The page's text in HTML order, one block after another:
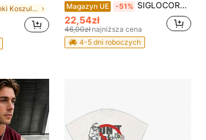
w Cienki Koszulki męskie Magazyn UE -51% SIGLOCORE Męski sportowy top z nadrukiem, męski top na siłownię, haftowany top z koniem, sportowy top z mięśniami, letni top o dopasowanym kroju, męski top designerski, koszulka bez rękawów do ćwiczeń, top w stylu luksusowej marki, top w stylu streetwear
22,54zł
46,00zł najniższa cena
4-5 dni roboczych